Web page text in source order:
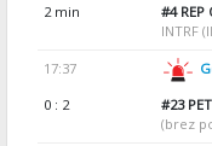
2 min
#4REP
INTRF
17:37
0 : 2
#23
(brez